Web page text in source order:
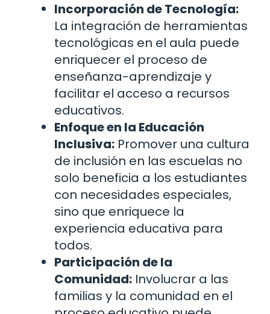
Incorporación de Tecnología:
La integración de herramientas
tecnológicas en el aula puede
enriquecer el proceso de
enseñanza-aprendizaje y
facilitar el acceso a recursos
educativos.
Enfoque en la Educación
Inclusiva: Promover una cultura
de inclusión en las escuelas no
solo beneficia a los estudiantes
con necesidades especiales,
sino que enriquece la
experiencia educativa para
todos.
Participación de la
Comunidad: Involucrar a las
familias y la comunidad en el